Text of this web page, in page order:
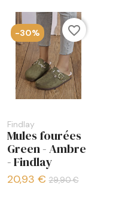
Findlay
Mules fourées
Green - Ambre
- Findlay
20,93 €29,90 €
-30% favorite_border